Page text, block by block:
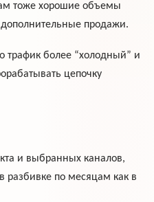
тоже хорошие объемы
продажи.
трафик более “холодный” и
цепочку
и выбранных каналов,
разбивке по месяцам как в